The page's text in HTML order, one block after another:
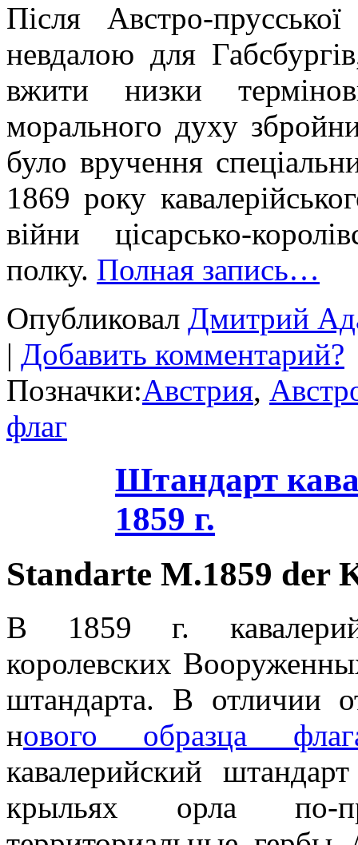
Після Австро-
невдалою для
вжити низки
морального духу
було вручення
1869 року
війни цісарсько-
полку. Полная запись…
Опубликовал Дмитрий
| Добавить комментарий?
Позначки:Австрия,
флаг
Штандарт
1859 г.
Standarte M.1859 der
В 1859 г.
королевских
штандарта. В отличии
нового образца
кавалерийский
крыльях орла по-